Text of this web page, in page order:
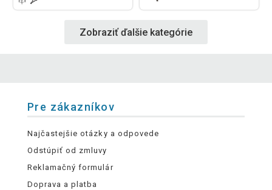
Zobraziť ďalšie kategórie
Pre zákazníkov
Najčastejšie otázky a odpovede
Odstúpiť od zmluvy
Reklamačný formulár
Doprava a platba